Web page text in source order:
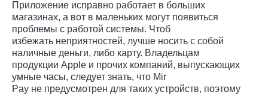
Приложение исправно работает в больших
магазинах, а вот в маленьких могут появиться
проблемы с работой системы. Чтоб
избежать неприятностей, лучше носить с собой
наличные деньги, либо карту. Владельцам
продукции Apple и прочих компаний, выпускающих
умные часы, следует знать, что Mir
Pay не предусмотрен для таких устройств, поэтому